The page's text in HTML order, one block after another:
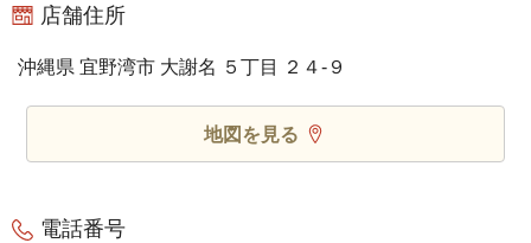
店舗住所
沖縄県 宜野湾市 大謝名 ５丁目 ２４‐９
地図を見る
電話番号